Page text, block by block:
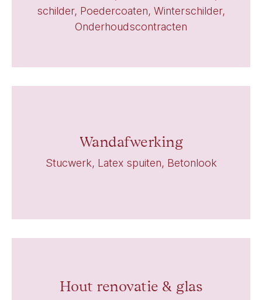
schilder, Poedercoaten, Winterschilder,
Onderhoudscontracten
Wandafwerking
Stucwerk, Latex spuiten, Betonlook
Hout renovatie & glas